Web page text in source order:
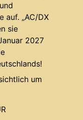
auf. „AC/DX
sie
2027
um